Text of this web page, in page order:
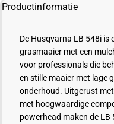
Productinformatie
De Husqvarna LB 548i is
grasmaaier met een
voor professionals die
en stille maaier met lage
onderhoud. Uitgerust
met hoogwaardige
powerhead maken de LB